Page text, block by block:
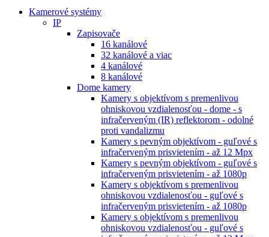
Kamerové systémy
IP
Zapisovače
16 kanálové
32 kanálové a viac
4 kanálové
8 kanálové
Dome kamery
Kamery s objektívom s premenlivou
ohniskovou vzdialenosťou - dome - s
infračerveným (IR) reflektorom - odolné
proti vandalizmu
Kamery s pevným objektívom - guľové s
infračerveným prisvietením - až 12 Mpx
Kamery s pevným objektívom - guľové s
infračerveným prisvietením - až 1080p
Kamery s objektívom s premenlivou
ohniskovou vzdialenosťou - guľové s
infračerveným prisvietením - až 1080p
Kamery s objektívom s premenlivou
ohniskovou vzdialenosťou - guľové s